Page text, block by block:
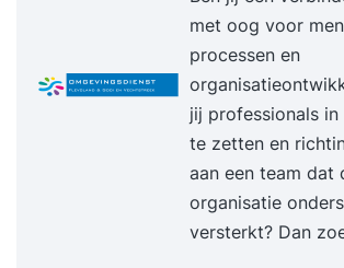
originele ideeën en oplossingen te
of met een team. Je ontdekt je
en hoe je deze verder kunt
zetten. Niet alleen in je werk, maar
situaties die ‘vast’ zitten. Je
vermogen vergroot en je bent in
en overal buiten de geldende kaders
Deelnemers passen het geleerde
met oog voor
processen en
jij professionals in
te zetten en
aan een team dat
organisatie
versterkt? Dan